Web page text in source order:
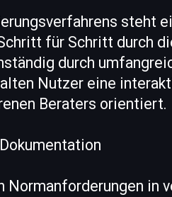
steht
für Schritt durch
durch
Nutzer eine
Beraters orientiert.
in